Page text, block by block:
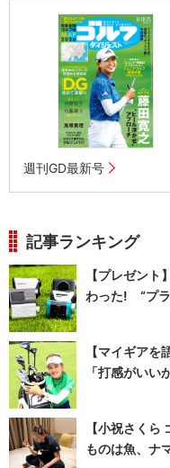
週刊GD最新号
記事ランキング
【プレゼン
わった! “プラ
【マイギア
「打感がいい
【小祝さく
ものは魚、ナ